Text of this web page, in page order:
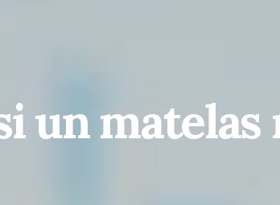
un matelas